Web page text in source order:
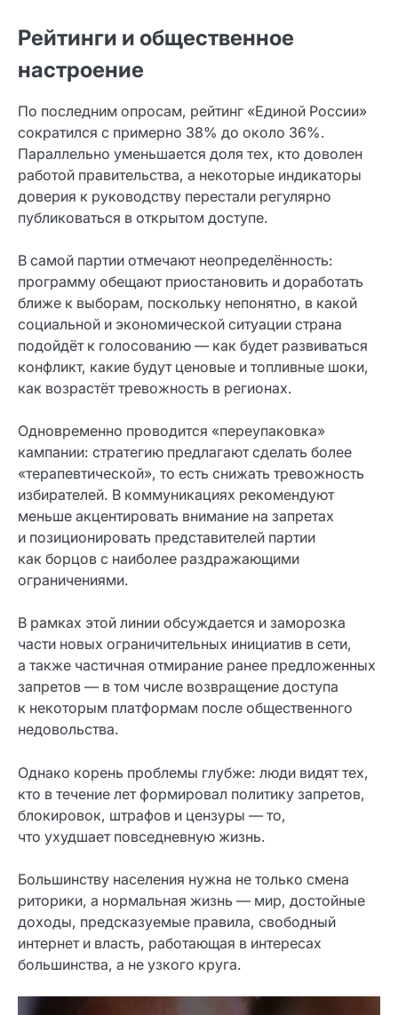
Рейтинги и общественное
настроение
По последним опросам, рейтинг «Единой России»
сократился с примерно 38% до около 36%.
Параллельно уменьшается доля тех, кто доволен
работой правительства, а некоторые индикаторы
доверия к руководству перестали регулярно
публиковаться в открытом доступе.
В самой партии отмечают неопределённость:
программу обещают приостановить и доработать
ближе к выборам, поскольку непонятно, в какой
социальной и экономической ситуации страна
подойдёт к голосованию — как будет развиваться
конфликт, какие будут ценовые и топливные шоки,
как возрастёт тревожность в регионах.
Одновременно проводится «переупаковка»
кампании: стратегию предлагают сделать более
«терапевтической», то есть снижать тревожность
избирателей. В коммуникациях рекомендуют
меньше акцентировать внимание на запретах
и позиционировать представителей партии
как борцов с наиболее раздражающими
ограничениями.
В рамках этой линии обсуждается и заморозка
части новых ограничительных инициатив в сети,
а также частичная отмирание ранее предложенных
запретов — в том числе возвращение доступа
к некоторым платформам после общественного
недовольства.
Однако корень проблемы глубже: люди видят тех,
кто в течение лет формировал политику запретов,
блокировок, штрафов и цензуры — то,
что ухудшает повседневную жизнь.
Большинству населения нужна не только смена
риторики, а нормальная жизнь — мир, достойные
доходы, предсказуемые правила, свободный
интернет и власть, работающая в интересах
большинства, а не узкого круга.